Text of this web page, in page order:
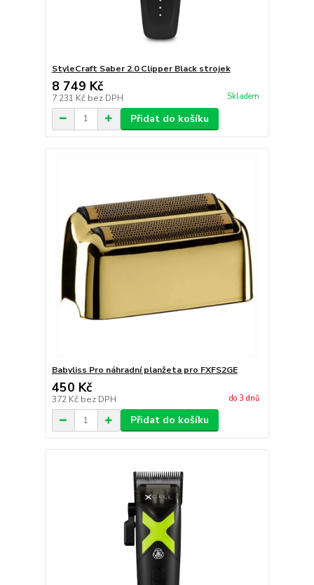
StyleCraft Saber 2.0 Clipper Black strojek
8 749 Kč
7 231 Kč bez DPH Skladem
Přidat do košíku
Babyliss Pro náhradní planžeta pro FXFS2GE
450 Kč
372 Kč bez DPH do 3 dnů
Přidat do košíku